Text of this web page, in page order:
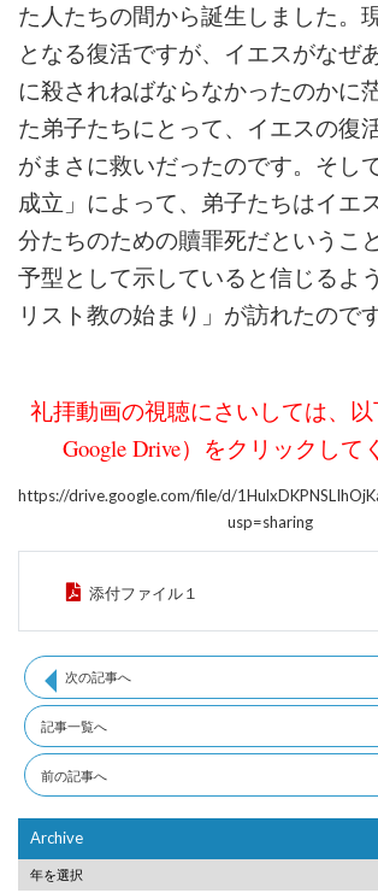
た人たちの間から誕生しました。
となる復活ですが、イエスがなぜ
に殺されねばならなかったのかに
た弟子たちにとって、イエスの復
がまさに救いだったのです。そし
成立」によって、弟子たちはイエ
分たちのための贖罪死だというこ
予型として示していると信じるよ
リスト教の始まり」が訪れたのです
礼拝動画の視聴にさいしては、
Google Drive）をクリックして
https://drive.google.com/file/d/
usp=sharing
添付ファイル１
次の記事へ
記事一覧へ
前の記事へ
Archive